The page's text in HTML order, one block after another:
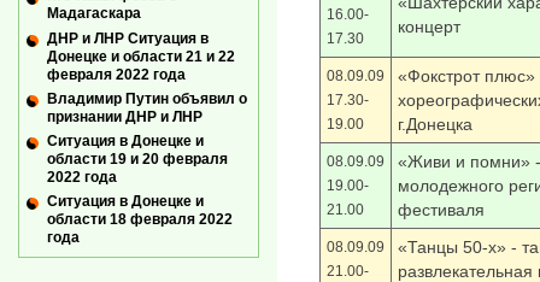
16.00-
17.30
концерт
08.09.09
17.30-
19.00
«Фокстрот плюс»
г.Донецка
08.09.09
19.00-
21.00
«Живи и помни» -
молодежного
фестиваля
08.09.09
21.00-
«Танцы 50-х» -
Мадагаскара
ДНР и ЛНР Ситуация в
Донецке и области 21 и 22
февраля 2022 года
Владимир Путин объявил о
признании ДНР и ЛНР
Ситуация в Донецке и
области 19 и 20 февраля
2022 года
Ситуация в Донецке и
области 18 февраля 2022
года